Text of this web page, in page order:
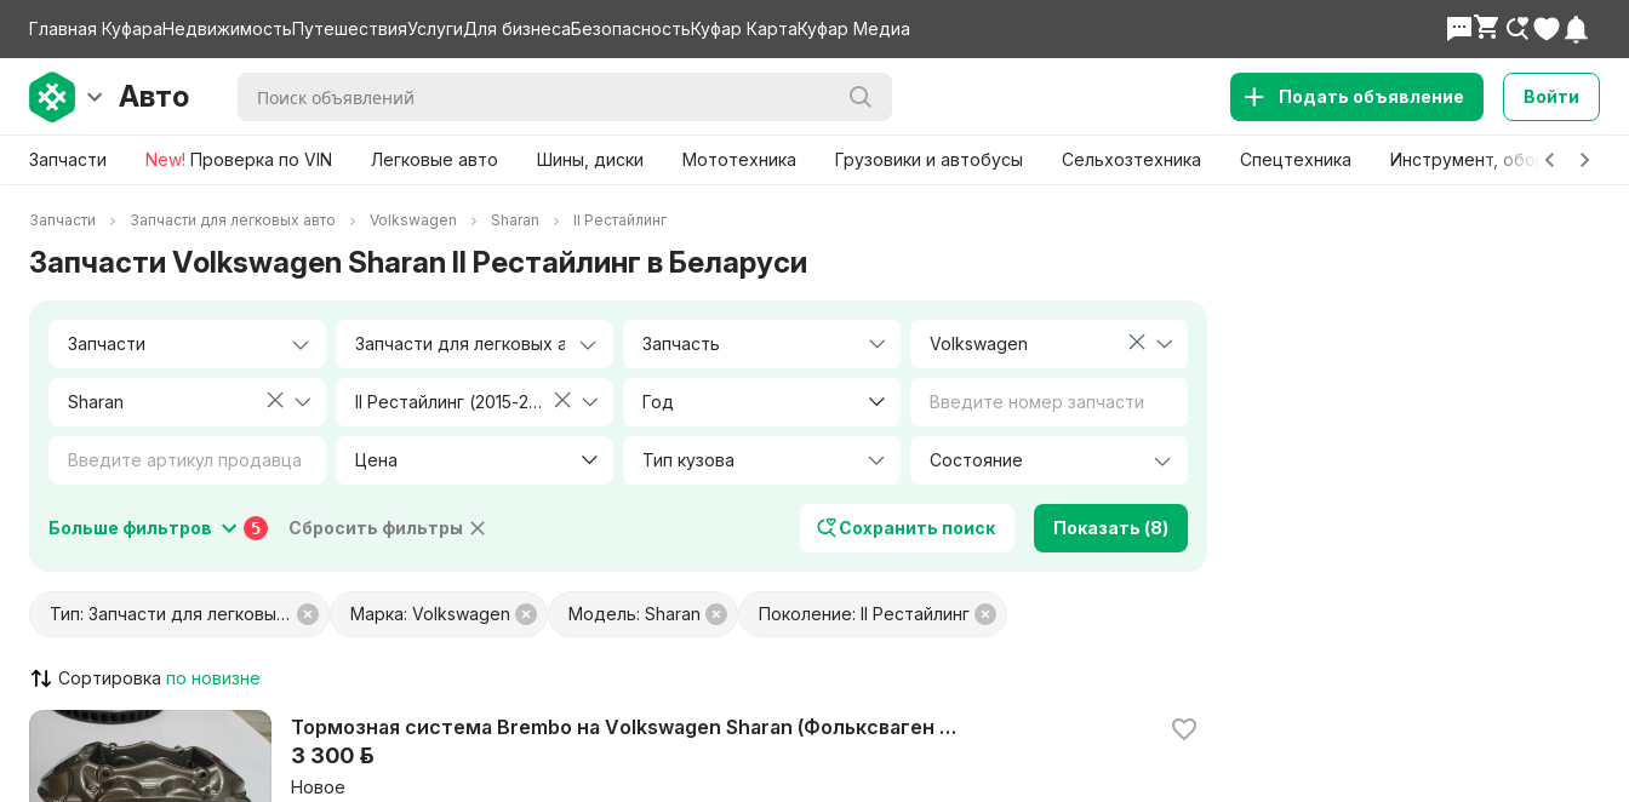
Главная КуфараНедвижимостьПутешествияУслугиДля бизнесаБезопасностьКуфар КартаКуфар Медиа
Авто Подать объявление Войти
Запчасти New! Проверка по VIN Легковые авто Шины, диски Мототехника Грузовики и автобусы Сельхозтехника Спецтехника Инструмент, оборудование
Запчасти Запчасти для легковых авто Volkswagen Sharan II Рестайлинг
Запчасти Volkswagen Sharan II Рестайлинг в Беларуси
Запчасть Volkswagen
Sharan II Рестайлинг (2015-2020) Год
Цена Тип кузова
Коробка передач Тип двигателя
С Куфар Доставкой
Только с видео
Возможен обмен Товары от Куфар Маркета
Больше фильтров 5 Сбросить фильтры Сохранить поиск Показать (8)
Тип: Запчасти для легковых авто Марка: Volkswagen Модель: Sharan Поколение: II Рестайлинг
Сортировка
Тормозная система Brembo на Volkswagen Sharan (Фольксваген Шаран)
3 300 р.
Новое